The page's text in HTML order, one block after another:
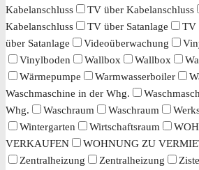
Kabelanschluss
TV über Kabelanschluss
Kabelanschluss
TV über Satanlage TV
über Satanlage
Videoüberwachung
Vinylboden
Wallbox Wallbox
Wärmepumpe
Warmwasserboiler
Waschmaschine in der Whg.
Whg.
Waschraum Waschraum
Wintergarten
Wirtschaftsraum
VERKAUFEN
WOHNUNG ZU
Zentralheizung
Zentralheizung